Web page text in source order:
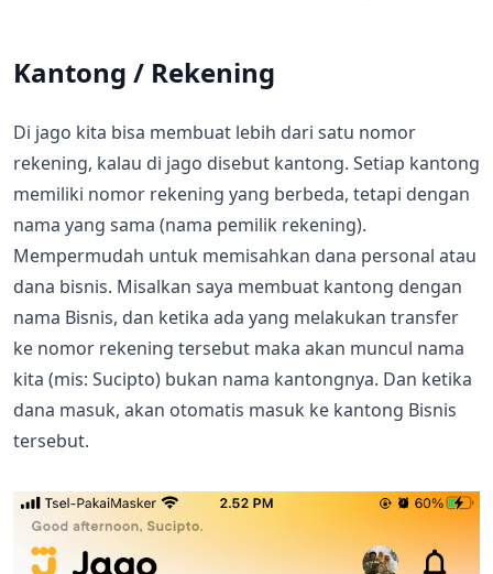
Kantong / Rekening
Di jago kita bisa membuat lebih dari satu nomor
rekening, kalau di jago disebut kantong. Setiap kantong
memiliki nomor rekening yang berbeda, tetapi dengan
nama yang sama (nama pemilik rekening).
Mempermudah untuk memisahkan dana personal atau
dana bisnis. Misalkan saya membuat kantong dengan
nama Bisnis, dan ketika ada yang melakukan transfer
ke nomor rekening tersebut maka akan muncul nama
kita (mis: Sucipto) bukan nama kantongnya. Dan ketika
dana masuk, akan otomatis masuk ke kantong Bisnis
tersebut.